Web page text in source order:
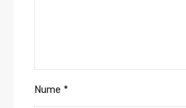
Nume *